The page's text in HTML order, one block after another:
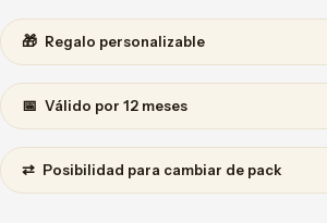
🎁 Regalo personalizable
📅 Válido por 12 meses
⇄ Posibilidad para cambiar de pack